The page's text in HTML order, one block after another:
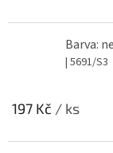
Barva:
| 5691/S3
197 Kč / ks